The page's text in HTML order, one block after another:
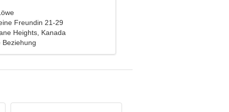
Freundin 21-29
Heights, Kanada
Beziehung